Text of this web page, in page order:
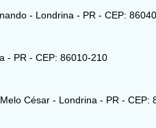
- Londrina - PR - CEP:
- PR - CEP: 86010-210
César - Londrina - PR - CEP: